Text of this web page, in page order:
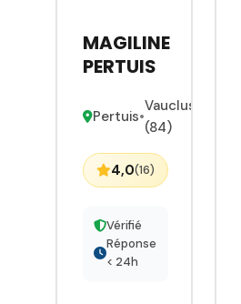
MAGILINE
PERTUIS
Pertuis•
Vaucluse
(84)
4,0(16)
Vérifié
Réponse
< 24h